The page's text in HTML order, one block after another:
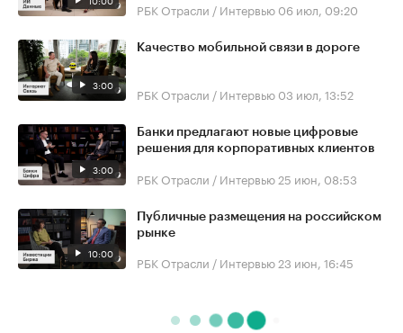
РБК Отрасли / Интервью 06 июл, 09:20
3:00
Качество мобильной связи в дороге
РБК Отрасли / Интервью 03 июл, 13:52
3:00
Банки предлагают новые цифровые
решения для корпоративных клиентов
РБК Отрасли / Интервью 25 июн, 08:53
10:00
Публичные размещения на российском
рынке
РБК Отрасли / Интервью 23 июн, 16:45